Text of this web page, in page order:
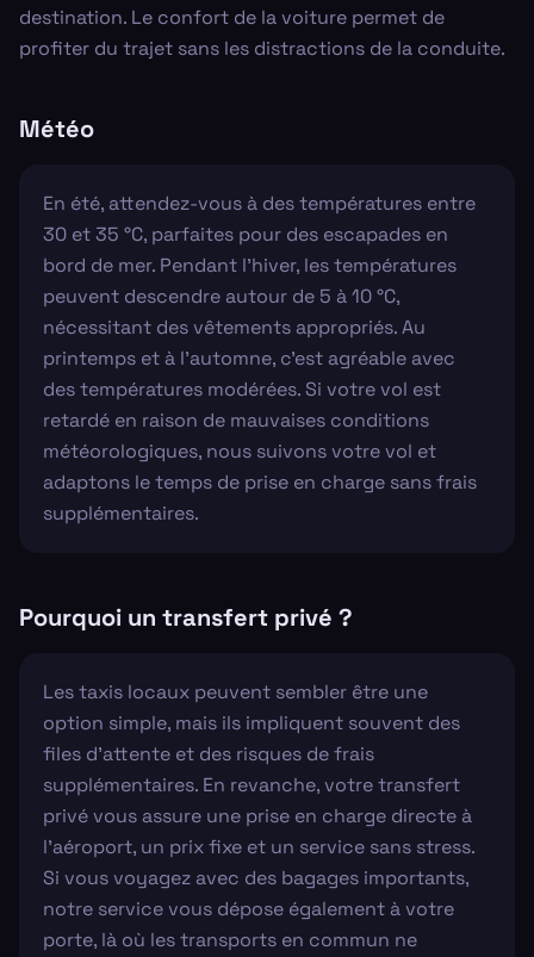
destination. Le confort de la voiture permet de
profiter du trajet sans les distractions de la conduite.
Météo
En été, attendez-vous à des températures entre
30 et 35 °C, parfaites pour des escapades en
bord de mer. Pendant l'hiver, les températures
peuvent descendre autour de 5 à 10 °C,
nécessitant des vêtements appropriés. Au
printemps et à l'automne, c'est agréable avec
des températures modérées. Si votre vol est
retardé en raison de mauvaises conditions
météorologiques, nous suivons votre vol et
adaptons le temps de prise en charge sans frais
supplémentaires.
Pourquoi un transfert privé ?
Les taxis locaux peuvent sembler être une
option simple, mais ils impliquent souvent des
files d'attente et des risques de frais
supplémentaires. En revanche, votre transfert
privé vous assure une prise en charge directe à
l'aéroport, un prix fixe et un service sans stress.
Si vous voyagez avec des bagages importants,
notre service vous dépose également à votre
porte, là où les transports en commun ne